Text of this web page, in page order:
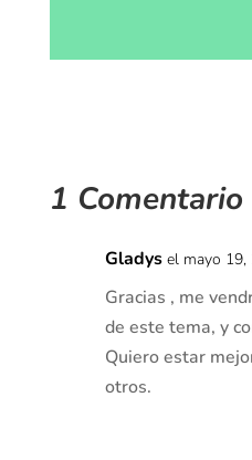
1 Comentario
Gladys el mayo 19,
Gracias , me
de este tema, y
Quiero estar
otros.